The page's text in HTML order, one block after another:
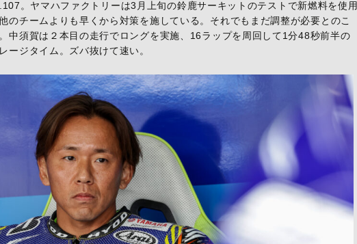
。ヤマハファクトリーは3月上旬の鈴鹿サーキットのテストで新燃料を使用
のチームよりも早くから対策を施している。それでもまだ調整が必要とのこ
中須賀は２本目の走行でロングを実施、16ラップを周回して1分48秒前半の
ージタイム。ズバ抜けて速い。